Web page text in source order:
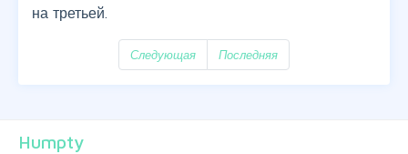
на третьей.
Следующая Последняя
Humpty